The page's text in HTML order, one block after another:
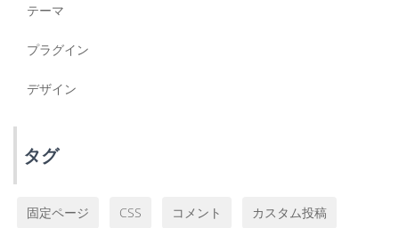
テーマ
プラグイン
デザイン
タグ
固定ページ CSS コメント カスタム投稿